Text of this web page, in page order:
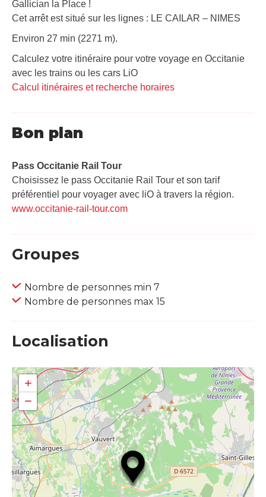
Gallician la Place !
Cet arrêt est situé sur les lignes : LE CAILAR – NIMES
Environ 27 min (2271 m).
Calculez votre itinéraire pour votre voyage en Occitanie
avec les trains ou les cars LiO
Calcul itinéraires et recherche horaires
Bon plan
Pass Occitanie Rail Tour​
Choisissez le pass Occitanie Rail Tour et son tarif
préférentiel pour voyager avec liO à travers la région.
www.occitanie-rail-tour.com
Groupes
Nombre de personnes min 7
Nombre de personnes max 15
Localisation
+
−